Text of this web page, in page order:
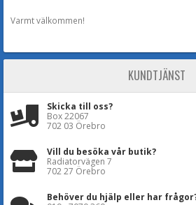
Varmt välkommen!
KUNDTJÄNST
Skicka till oss?
Box 22067
702 03 Örebro
Vill du besöka vår butik?
Radiatorvägen 7
702 27 Örebro
Behöver du hjälp eller har